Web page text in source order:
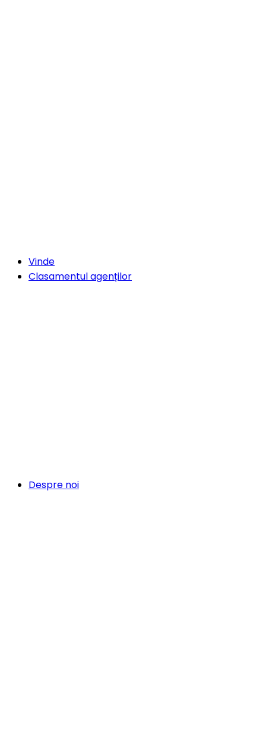
Vinde
Clasamentul agenților
Despre noi